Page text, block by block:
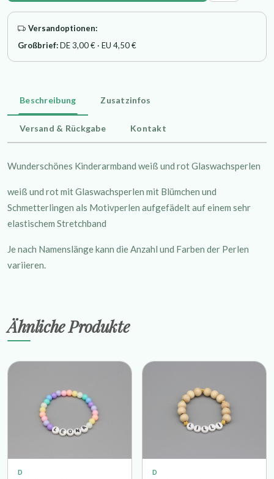
Versandoptionen:
Großbrief:DE 3,00 € · EU 4,50 €
Beschreibung Zusatzinfos
Versand & Rückgabe Kontakt
Wunderschönes Kinderarmband weiß und rot Glaswachsperlen
weiß und rot mit Glaswachsperlen mit Blümchen und
Schmetterlingen als Motivperlen aufgefädelt auf einem sehr
elastischem Stretchband
Je nach Namenslänge kann die Anzahl und Farben der Perlen
variieren.
Ähnliche Produkte
D D